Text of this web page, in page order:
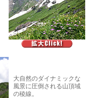
大自然のダイナミックな
風景に圧倒される山頂域
の稜線。